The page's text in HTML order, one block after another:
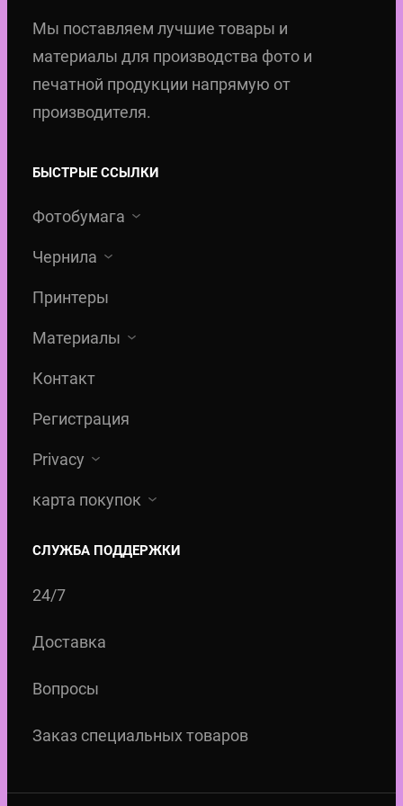
Мы поставляем лучшие товары и
материалы для производства фото и
печатной продукции напрямую от
производителя.
БЫСТРЫЕ ССЫЛКИ
Фотобумага
Чернила
Принтеры
Материалы
Контакт
Регистрация
Privacy
карта покупок
СЛУЖБА ПОДДЕРЖКИ
24/7
Доставка
Вопросы
Заказ специальных товаров